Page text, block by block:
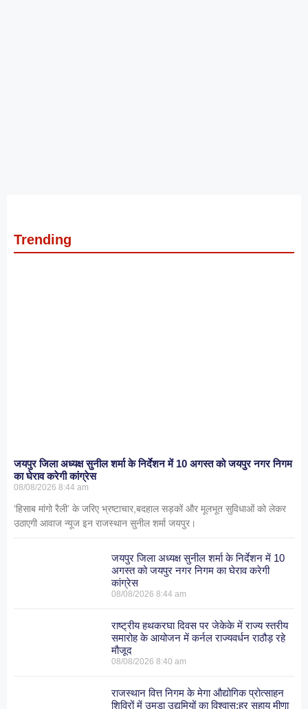
Trending
जयपुर जिला अध्यक्ष सुनील शर्मा के निर्देशन में 10 अगस्त को जयपुर नगर निगम
का घेराव करेगी कांग्रेस
08/08/2026 8:44 am
‘हिसाब मांगो रैली’ के जरिए भ्रष्टाचार,बदहाल सड़कों और मूलभूत सुविधाओं को लेकर
उठाएगी आवाज न्यूज इन राजस्थान सुनील शर्मा जयपुर।
जयपुर जिला अध्यक्ष सुनील शर्मा के निर्देशन में 10
अगस्त को जयपुर नगर निगम का घेराव करेगी
कांग्रेस
08/08/20268:44 am
राष्ट्रीय हथकरघा दिवस पर जेकेके में राज्य स्तरीय
समारोह के आयोजन में कर्नल राज्यवर्धन राठौड़ रहे
मौजूद
08/08/20268:40 am
राजस्थान वित्त निगम के मेगा औद्योगिक प्रोत्साहन
शिविरों में उमड़ा उद्यमियों का विश्वास:हर सहाय मीणा